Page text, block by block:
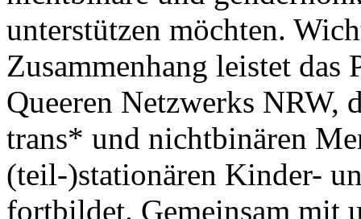
unterstützen möchten.
Zusammenhang leistet das
Queeren Netzwerks NRW,
trans* und nichtbinären
(teil-)stationären Kinder-
fortbildet. Gemeinsam mit